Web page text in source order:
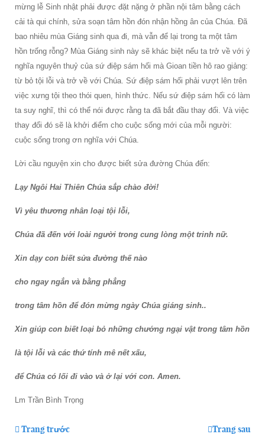
mừng lễ Sinh nhật phải được đặt nặng ở phần nội tâm bằng cách
cải tà qui chính, sửa soạn tâm hồn đón nhận hồng ân của Chúa. Ðã
bao nhiêu mùa Giáng sinh qua đi, mà vẫn để lại trong ta một tâm
hồn trống rỗng? Mùa Giáng sinh này sẽ khác biệt nếu ta trở về với ý
nghĩa nguyên thuỷ của sứ điệp sám hối mà Gioan tiền hô rao giảng:
từ bỏ tội lỗi và trở về với Chúa. Sứ điệp sám hối phải vượt lên trên
việc xưng tội theo thói quen, hình thức. Nếu sứ điệp sám hối có làm
ta suy nghĩ, thì có thể nói được rằng ta đã bắt đầu thay đổi. Và việc
thay đổi đó sẽ là khởi điểm cho cuộc sống mới của mỗi người:
cuộc sống trong ơn nghĩa với Chúa.
Lời cầu nguyện xin cho được biết sửa đường Chúa đến:
Lạy Ngôi Hai Thiên Chúa sắp chào đời!
Vì yêu thương nhân loại tội lỗi,
Chúa đã đến với loài người trong cung lòng một trinh nữ.
Xin dạy con biết sửa đường thế nào
cho ngay ngắn và bằng phẳng
trong tâm hồn để đón mừng ngày Chúa giáng sinh..
Xin giúp con biết loại bỏ những chướng ngại vật trong tâm hồn
là tội lỗi và các thứ tính mê nết xấu,
để Chúa có lối đi vào và ở lại với con. Amen.
Lm Trần Bình Trọng
Trang trước Trang sau